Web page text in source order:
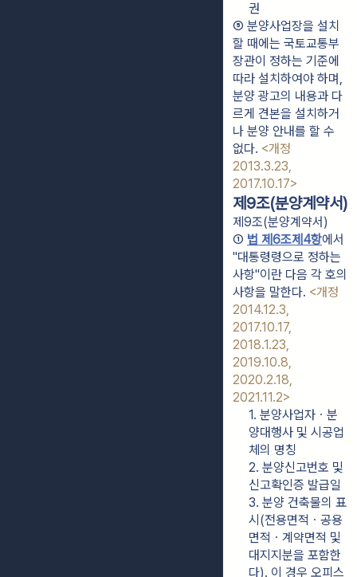
권
⑤ 분양사업장을 설치
할 때에는 국토교통부
장관이 정하는 기준에
따라 설치하여야 하며,
분양 광고의 내용과 다
르게 견본을 설치하거
나 분양 안내를 할 수
없다. <개정
2013.3.23,
2017.10.17>
제9조(분양계약서)
제9조(분양계약서)
① 법 제6조제4항에서
"대통령령으로 정하는
사항"이란 다음 각 호의
사항을 말한다. <개정
2014.12.3,
2017.10.17,
2018.1.23,
2019.10.8,
2020.2.18,
2021.11.2>
1. 분양사업자ㆍ분
양대행사 및 시공업
체의 명칭
2. 분양신고번호 및
신고확인증 발급일
3. 분양 건축물의 표
시(전용면적ㆍ공용
면적ㆍ계약면적 및
대지지분을 포함한
다). 이 경우 오피스